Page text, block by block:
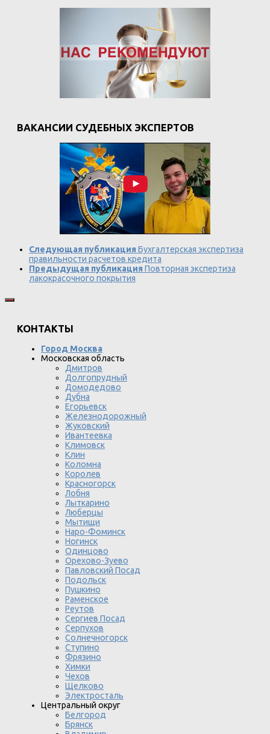
ВАКАНСИИ СУДЕБНЫХ ЭКСПЕРТОВ
Следующая публикация Бухгалтерская экспертиза
правильности расчетов кредита
Предыдущая публикация Повторная экспертиза
лакокрасочного покрытия
КОНТАКТЫ
Город Москва
Московская область
Дмитров
Долгопрудный
Домодедово
Дубна
Егорьевск
Железнодорожный
Жуковский
Ивантеевка
Климовск
Клин
Коломна
Королев
Красногорск
Лобня
Лыткарино
Люберцы
Мытищи
Наро-Фоминск
Ногинск
Одинцово
Орехово-Зуево
Павловский Посад
Подольск
Пушкино
Раменское
Реутов
Сергиев Посад
Серпухов
Солнечногорск
Ступино
Фрязино
Химки
Чехов
Щелково
Электросталь
Центральный округ
Белгород
Брянск